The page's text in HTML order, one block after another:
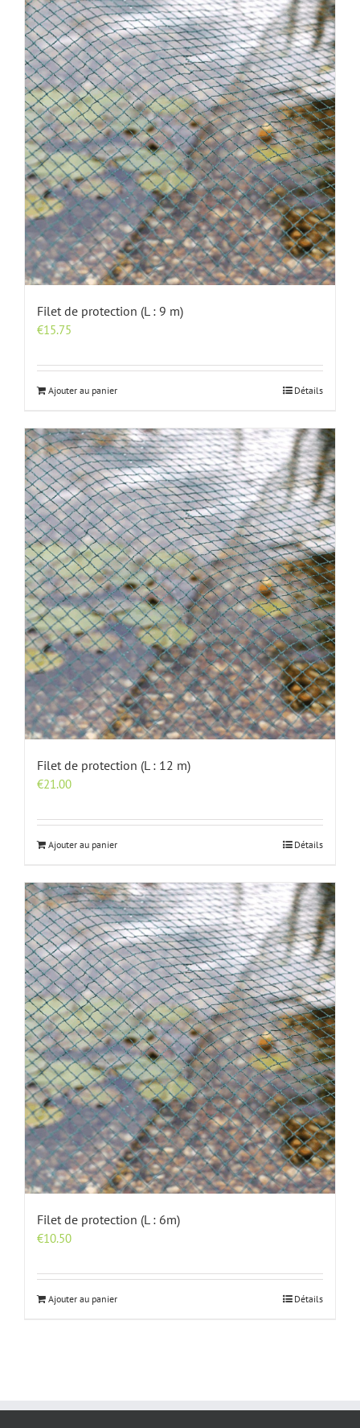
Filet de protection (L : 9 m)
€15.75
Ajouter au panier Détails
Filet de protection (L : 12 m)
€21.00
Ajouter au panier Détails
Filet de protection (L : 6m)
€10.50
Ajouter au panier Détails